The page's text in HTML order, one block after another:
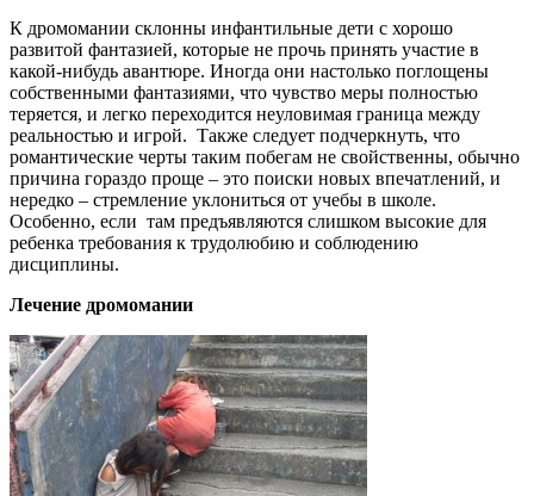
К дромомании склонны инфантильные дети с хорошо
развитой фантазией, которые не прочь принять участие в
какой-нибудь авантюре. Иногда они настолько поглощены
собственными фантазиями, что чувство меры полностью
теряется, и легко переходится неуловимая граница между
реальностью и игрой. Также следует подчеркнуть, что
романтические черты таким побегам не свойственны, обычно
причина гораздо проще – это поиски новых впечатлений, и
нередко – стремление уклониться от учебы в школе.
Особенно, если там предъявляются слишком высокие для
ребенка требования к трудолюбию и соблюдению
дисциплины.
Лечение дромомании